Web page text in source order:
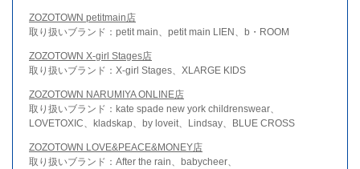
ZOZOTOWN petitmain店
取り扱いブランド：petit main、petit main LIEN、b・ROOM
ZOZOTOWN X-girl Stages店
取り扱いブランド：X-girl Stages、XLARGE KIDS
ZOZOTOWN NARUMIYA ONLINE店
取り扱いブランド：kate spade new york childrenswear、
LOVETOXIC、kladskap、by loveit、Lindsay、BLUE CROSS
ZOZOTOWN LOVE&PEACE&MONEY店
取り扱いブランド：After the rain、babycheer、